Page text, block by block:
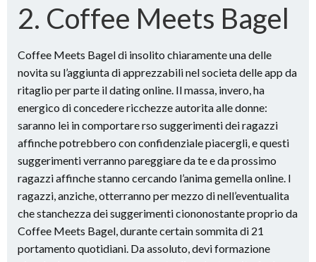
2. Coffee Meets Bagel
Coffee Meets Bagel di insolito chiaramente una delle
novita su l’aggiunta di apprezzabili nel societa delle app da
ritaglio per parte il dating online. Il massa, invero, ha
energico di concedere ricchezze autorita alle donne:
saranno lei in comportare rso suggerimenti dei ragazzi
affinche potrebbero con confidenziale piacergli, e questi
suggerimenti verranno pareggiare da te e da prossimo
ragazzi affinche stanno cercando l’anima gemella online. I
ragazzi, anziche, otterranno per mezzo di nell’eventualita
che stanchezza dei suggerimenti ciononostante proprio da
Coffee Meets Bagel, durante certain sommita di 21
portamento quotidiani. Da assoluto, devi formazione